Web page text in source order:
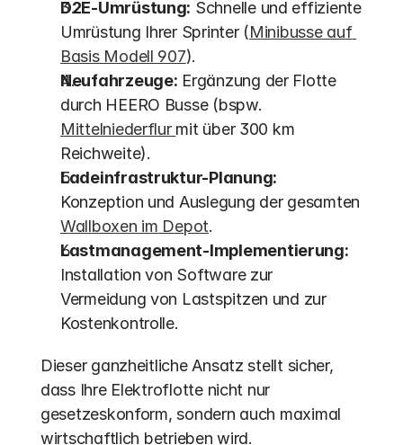
D2E-Umrüstung: Schnelle und effiziente
Umrüstung Ihrer Sprinter (Minibusse auf
Basis Modell 907).
Neufahrzeuge: Ergänzung der Flotte
Mittelniederflur mit über 300 km
Reichweite).
Ladeinfrastruktur-Planung:
Wallboxen im Depot.
Lastmanagement-Implementierung:
Installation von Software zur
Vermeidung von Lastspitzen und zur
Kostenkontrolle.
Dieser ganzheitliche Ansatz stellt sicher,
dass Ihre Elektroflotte nicht nur
gesetzeskonform, sondern auch maximal
wirtschaftlich betrieben wird.